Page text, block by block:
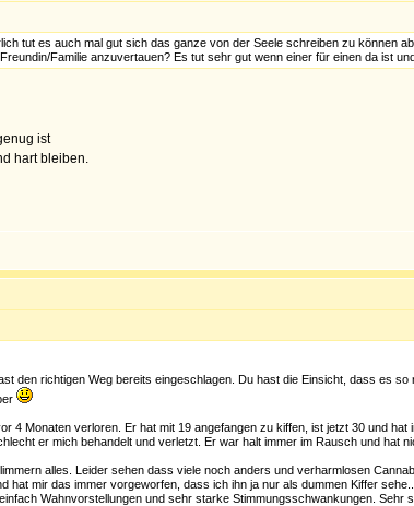
tut es auch mal gut sich das ganze von der Seele schreiben zu können
Familie anzuvertauen? Es tut sehr gut wenn einer für einen da ist
ist
hart bleiben.
den richtigen Weg bereits eingeschlagen. Du hast die Einsicht, dass es
4 Monaten verloren. Er hat mit 19 angefangen zu kiffen, ist jetzt 30 und
er mich behandelt und verletzt. Er war halt immer im Rausch und hat
alles. Leider sehen dass viele noch anders und verharmlosen
hat mir das immer vorgeworfen, dass ich ihn ja nur als dummen Kiffer
Wahnvorstellungen und sehr starke Stimmungsschwankungen.